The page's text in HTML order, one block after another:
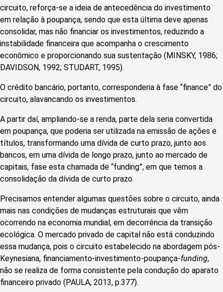
circuito, reforça-se a ideia de antecedência do investimento
em relação à poupança, sendo que esta última deve apenas
consolidar, mas não financiar os investimentos, reduzindo a
instabilidade financeira que acompanha o crescimento
econômico e proporcionando sua sustentação (MINSKY, 1986;
DAVIDSON, 1992; STUDART, 1995).
O crédito bancário, portanto, corresponderia à fase “finance” do
circuito, alavancando os investimentos.
A partir daí, ampliando-se a renda, parte dela seria convertida
em poupança, que poderia ser utilizada na emissão de ações e
títulos, transformando uma dívida de curto prazo, junto aos
bancos, em uma dívida de longo prazo, junto ao mercado de
capitais, fase esta chamada de “funding”, em que temos a
consolidação da dívida de curto prazo.
Precisamos entender algumas questões sobre o circuito, ainda
mais nas condições de mudanças estruturais que vêm
ocorrendo na economia mundial, em decorrência da transição
ecológica. O mercado privado de capital não está conduzindo
essa mudança, pois o circuito estabelecido na abordagem pós-
Keynesiana, financiamento-investimento-poupança-funding,
não se realiza de forma consistente pela condução do aparato
financeiro privado (PAULA, 2013, p.377).